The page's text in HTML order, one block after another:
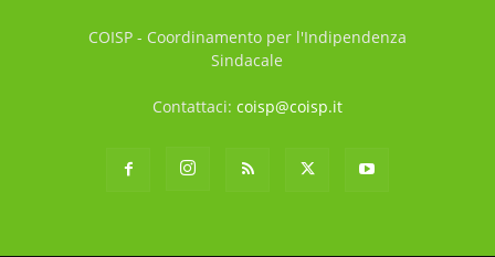
COISP - Coordinamento per l'Indipendenza
Sindacale
Contattaci: coisp@coisp.it